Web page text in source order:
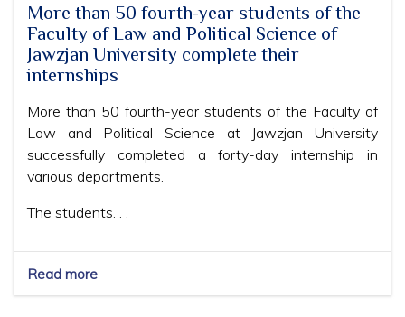
More than 50 fourth-year students of the
Faculty of Law and Political Science of
Jawzjan University complete their
internships
More than 50 fourth-year students of the Faculty of
Law and Political Science at Jawzjan University
successfully completed a forty-day internship in
various departments.
The students. . .
Read more
More